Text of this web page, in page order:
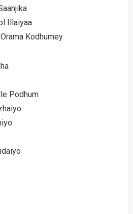
Illaiyaa
Kodhumey
Podhum